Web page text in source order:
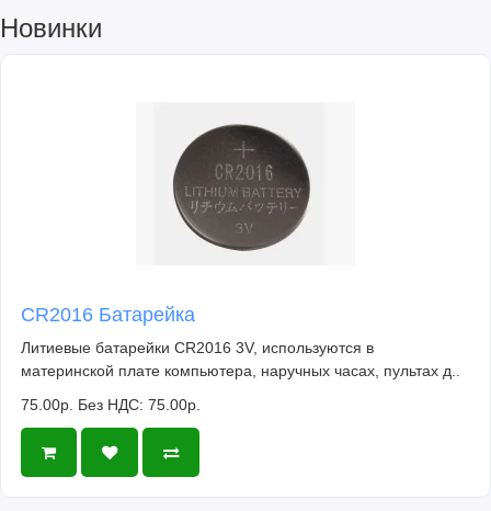
Новинки
CR2016 Батарейка
Литиевые батарейки CR2016 3V, используются в
материнской плате компьютера, наручных часах, пультах д..
75.00р. Без НДС: 75.00р.